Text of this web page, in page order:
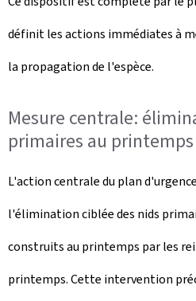
définit les actions immédiates à
la propagation de l'espèce.
Mesure centrale:
primaires au printemps
L'action centrale du plan
l'élimination ciblée des nids
construits au printemps par les
printemps. Cette intervention